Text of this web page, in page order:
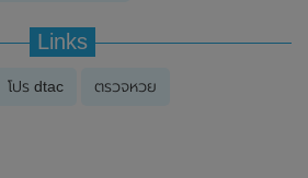
Links
โปร dtac ตรวจหวย